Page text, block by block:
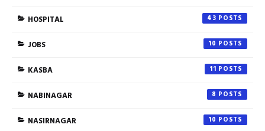
HOSPITAL 43
JOBS 10
KASBA 11
NABINAGAR 8
NASIRNAGAR 10